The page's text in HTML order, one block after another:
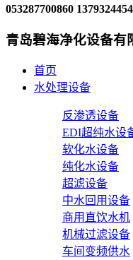
053287700860
青岛碧海净化设备有
首页
水处理设备
反渗透设备
EDI超纯水设
软化水设备
纯化水设备
超滤设备
中水回用设备
商用直饮水机
机械过滤设备
车间变频供水